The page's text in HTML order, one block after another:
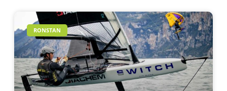
RONSTAN